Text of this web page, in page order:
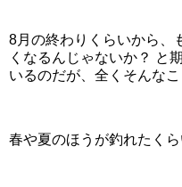
8月の終わりくらいから、
くなるんじゃないか？ と
いるのだが、全くそんなこ
春や夏のほうが釣れたくら